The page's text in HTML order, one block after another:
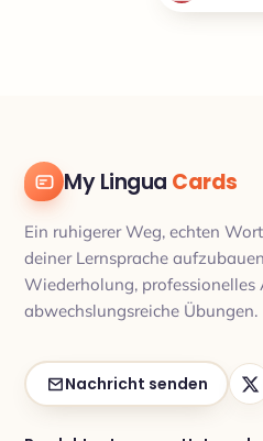
My Lingua Cards
Ein ruhigerer Weg, echten
deiner Lernsprache
Wiederholung, professionelles
abwechslungsreiche Übungen.
Nachricht senden